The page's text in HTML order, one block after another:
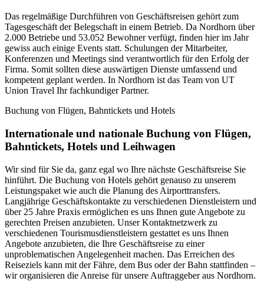
Das regelmäßige Durchführen von Geschäftsreisen gehört zum
Tagesgeschäft der Belegschaft in einem Betrieb. Da Nordhorn über
2.000 Betriebe und 53.052 Bewohner verfügt, finden hier im Jahr
gewiss auch einige Events statt. Schulungen der Mitarbeiter,
Konferenzen und Meetings sind verantwortlich für den Erfolg der
Firma. Somit sollten diese auswärtigen Dienste umfassend und
kompetent geplant werden. In Nordhorn ist das Team von UT
Union Travel Ihr fachkundiger Partner.
Buchung von Flügen, Bahntickets und Hotels
Internationale und nationale Buchung von Flügen,
Bahntickets, Hotels und Leihwagen
Wir sind für Sie da, ganz egal wo Ihre nächste Geschäftsreise Sie
hinführt. Die Buchung von Hotels gehört genauso zu unserem
Leistungspaket wie auch die Planung des Airporttransfers.
Langjährige Geschäftskontakte zu verschiedenen Dienstleistern und
über 25 Jahre Praxis ermöglichen es uns Ihnen gute Angebote zu
gerechten Preisen anzubieten. Unser Kontaktnetzwerk zu
verschiedenen Tourismusdienstleistern gestattet es uns Ihnen
Angebote anzubieten, die Ihre Geschäftsreise zu einer
unproblematischen Angelegenheit machen. Das Erreichen des
Reiseziels kann mit der Fähre, dem Bus oder der Bahn stattfinden –
wir organisieren die Anreise für unsere Auftraggeber aus Nordhorn.